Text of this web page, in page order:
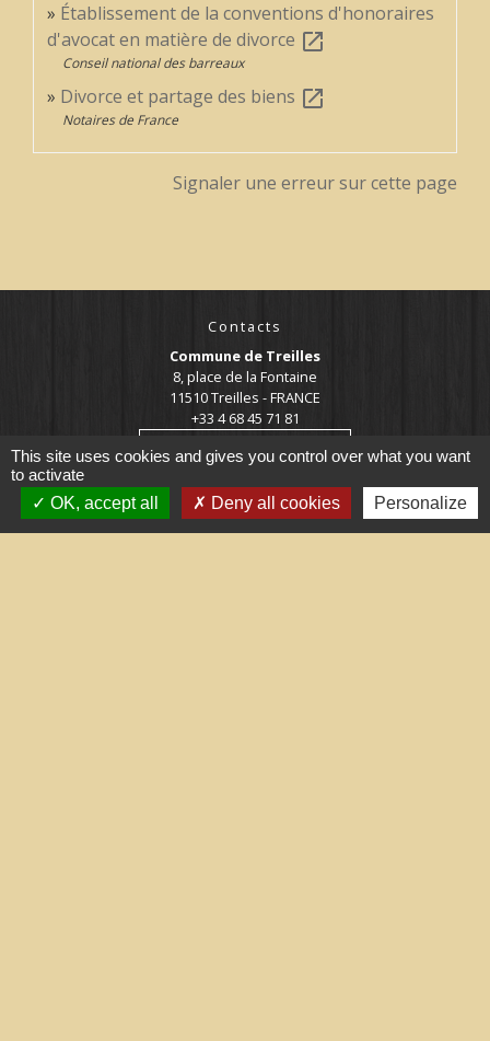
Établissement de la conventions d'honoraires
d'avocat en matière de divorce open_in_new
Conseil national des barreaux
Divorce et partage des biens open_in_new
Notaires de France
Signaler une erreur sur cette page
Contacts
Commune de Treilles
8, place de la Fontaine
11510 Treilles - FRANCE
+33 4 68 45 71 81
Contact par formulaire
This site uses cookies and gives you control over what you want
to activate
OK, accept all
Deny all cookies Personalize